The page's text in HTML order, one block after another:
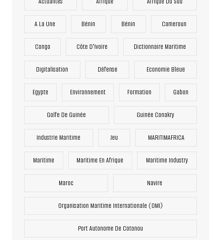
A La Une Bénin Bénin Cameroun
Congo Côte D'Ivoire Dictionnaire Maritime
Digitalisation Défense Economie Bleue
Egypte Environnement Formation Gabon
Golfe De Guinée Guinée Conakry
Industrie Maritime Jeu MARITIMAFRICA
Maritime Maritime En Afrique Maritime Industry
Maroc Navire
Organisation Maritime Internationale (OMI)
Port Autonome De Cotonou